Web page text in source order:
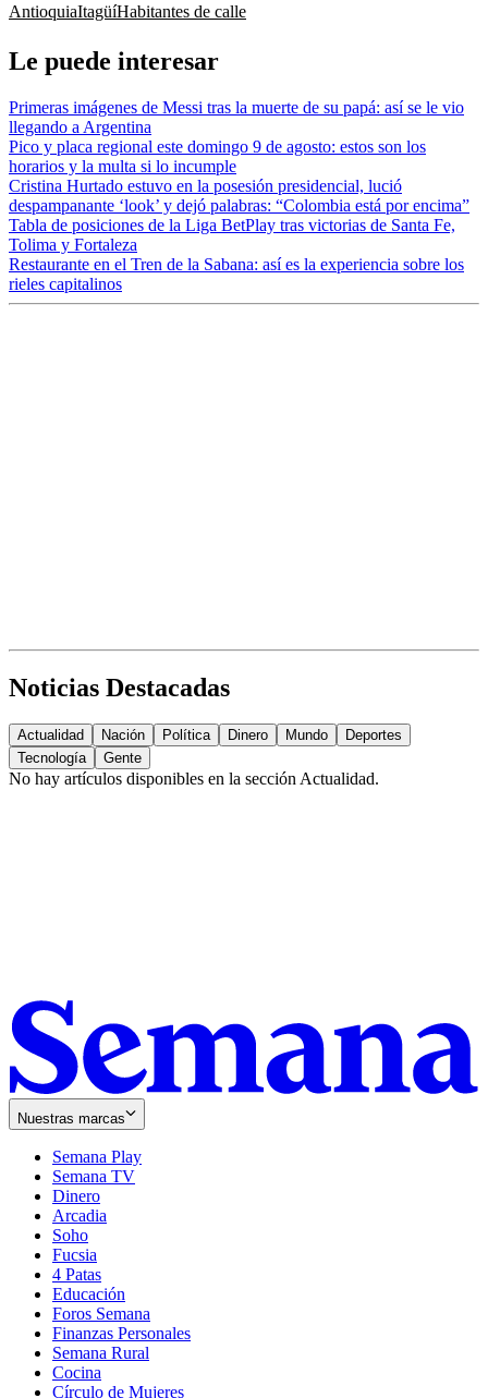
AntioquiaItagüíHabitantes de calle
Le puede interesar
Primeras imágenes de Messi tras la muerte de su papá: así se le vio
llegando a Argentina
Pico y placa regional este domingo 9 de agosto: estos son los
horarios y la multa si lo incumple
Cristina Hurtado estuvo en la posesión presidencial, lució
despampanante ‘look’ y dejó palabras: “Colombia está por encima”
Tabla de posiciones de la Liga BetPlay tras victorias de Santa Fe,
Tolima y Fortaleza
Restaurante en el Tren de la Sabana: así es la experiencia sobre los
rieles capitalinos
Noticias Destacadas
Actualidad Nación Política Dinero Mundo
Deportes
Tecnología
Gente
No hay artículos disponibles en la secciónActualidad.
Nuestras marcas
Semana Play
Semana TV
Dinero
Arcadia
Soho
in
new
window
Fucsia
in
new
window
4 Patas
Educación
Foros Semana
Finanzas Personales
Semana Rural
Cocina
Círculo de Mujeres